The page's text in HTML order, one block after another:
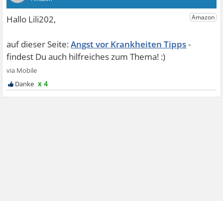
Angst vor Krankheiten Tipps
x 4